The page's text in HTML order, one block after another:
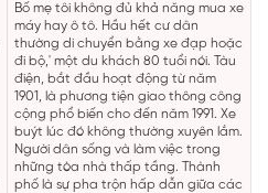
Bố mẹ tôi không đủ khả năng mua xe
máy hay ô tô. Hầu hết cư dân
thường di chuyển bằng xe đạp hoặc
đi bộ,' một du khách 80 tuổi nói. Tàu
điện, bắt đầu hoạt động từ năm
1901, là phương tiện giao thông công
cộng phổ biến cho đến năm 1991. Xe
buýt lúc đó không thường xuyên lắm.
Người dân sống và làm việc trong
những tòa nhà thấp tầng. Thành
phố là sự pha trộn hấp dẫn giữa các